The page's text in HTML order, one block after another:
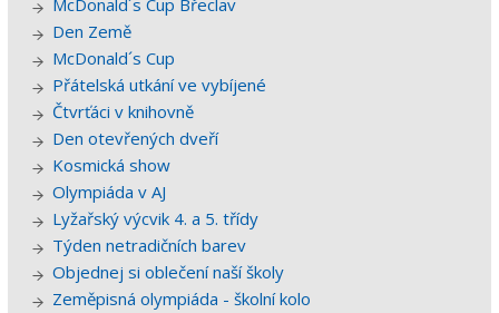
McDonald´s Cup Břeclav
Den Země
McDonald´s Cup
Přátelská utkání ve vybíjené
Čtvrťáci v knihovně
Den otevřených dveří
Kosmická show
Olympiáda v AJ
Lyžařský výcvik 4. a 5. třídy
Týden netradičních barev
Objednej si oblečení naší školy
Zeměpisná olympiáda - školní kolo